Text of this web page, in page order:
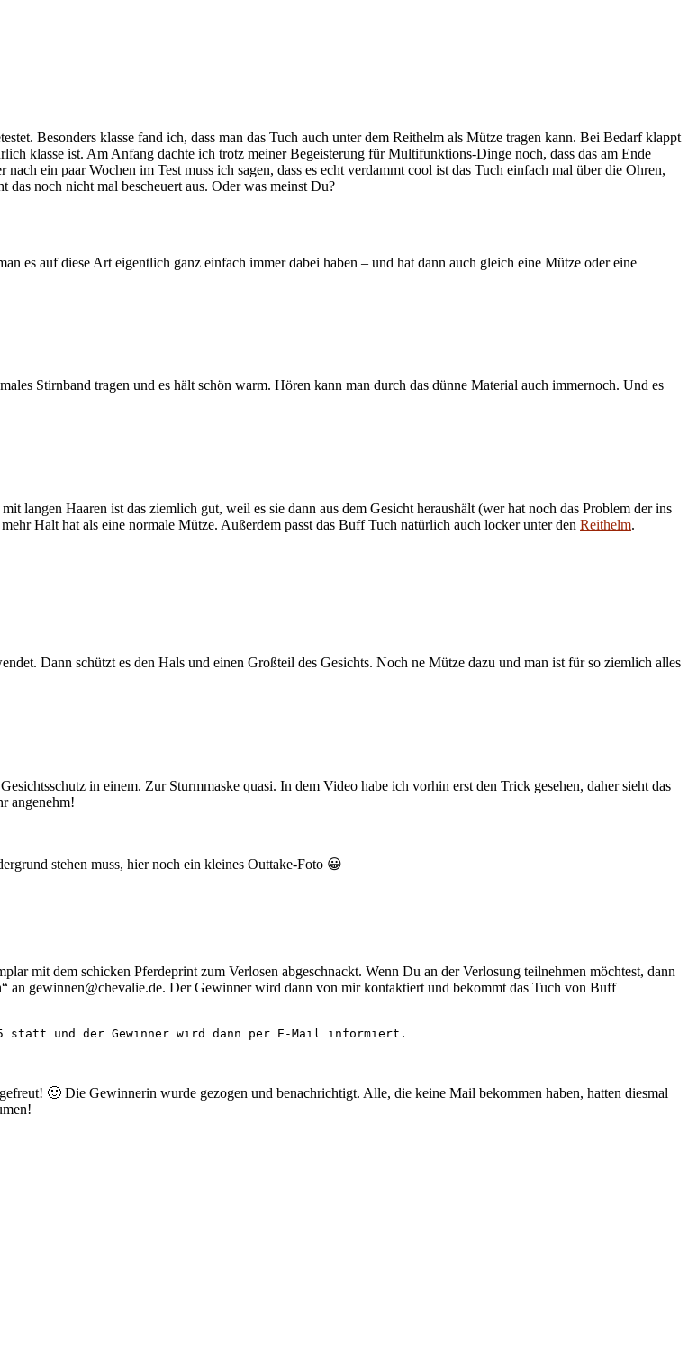
Besonders klasse fand ich, dass man das Tuch auch unter dem Reithelm als Mütze tragen kann. Bei Bedarf klappt
klasse ist. Am Anfang dachte ich trotz meiner Begeisterung für Multifunktions-Dinge noch, dass das am Ende
ein paar Wochen im Test muss ich sagen, dass es echt verdammt cool ist das Tuch einfach mal über die Ohren,
noch nicht mal bescheuert aus. Oder was meinst Du?
es auf diese Art eigentlich ganz einfach immer dabei haben – und hat dann auch gleich eine Mütze oder eine
Stirnband tragen und es hält schön warm. Hören kann man durch das dünne Material auch immernoch. Und es
langen Haaren ist das ziemlich gut, weil es sie dann aus dem Gesicht heraushält (wer hat noch das Problem der ins
Halt hat als eine normale Mütze. Außerdem passt das Buff Tuch natürlich auch locker unter den Reithelm.
Dann schützt es den Hals und einen Großteil des Gesichts. Noch ne Mütze dazu und man ist für so ziemlich alles
in einem. Zur Sturmmaske quasi. In dem Video habe ich vorhin erst den Trick gesehen, daher sieht das
angenehm!
stehen muss, hier noch ein kleines Outtake-Foto 😀
mit dem schicken Pferdeprint zum Verlosen abgeschnackt. Wenn Du an der Verlosung teilnehmen möchtest, dann
gewinnen@chevalie.de. Der Gewinner wird dann von mir kontaktiert und bekommt das Tuch von Buff
statt und der Gewinner wird dann per E-Mail informiert.
🙂 Die Gewinnerin wurde gezogen und benachrichtigt. Alle, die keine Mail bekommen haben, hatten diesmal